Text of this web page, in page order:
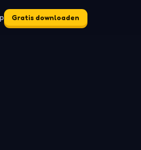
Gratis downloaden